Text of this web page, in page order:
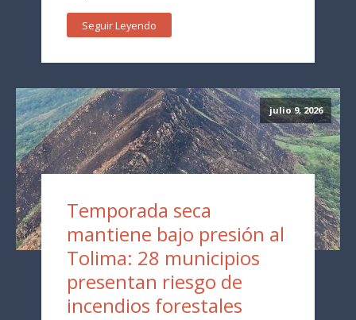
Seguir Leyendo
julio 9, 2026
Temporada seca
mantiene bajo presión al
Tolima: 28 municipios
presentan riesgo de
incendios forestales